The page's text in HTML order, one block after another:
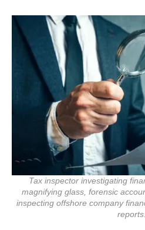
Tax inspector investigating
magnifying glass, forensic
inspecting offshore company
reports.